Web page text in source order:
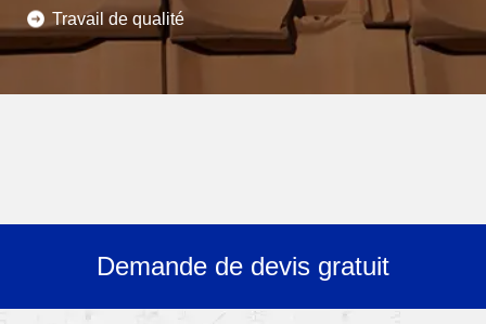
Travail de qualité
Demande de devis gratuit